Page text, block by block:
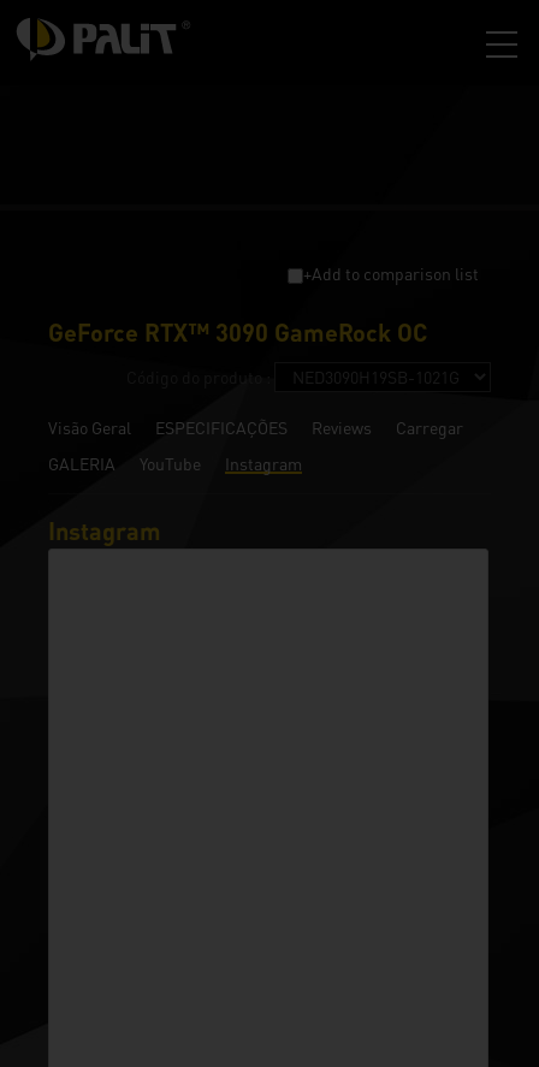
+Add to comparison list
GeForce RTX™ 3090 GameRock OC
Visão Geral ESPECIFICAÇÕES Reviews
Carregar
GALERIA
YouTube Instagram
Instagram